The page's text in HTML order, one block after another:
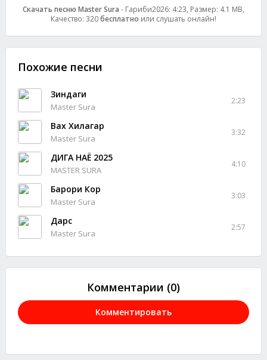
Скачать песню Master Sura - Гариби2026: 4:23, Размер: 4.1 MB,
Качество: 320бесплатно или слушать онлайн!
Похожие песни
Зиндаги
Master Sura
2:23
Вах Хилагар
Master Sura
3:32
ДИГА НАЁ 2025
MASTER SURA
4:10
Барори Кор
Master Sura
3:03
Дарс
Master Sura
2:57
Комментарии (0)
Комментировать